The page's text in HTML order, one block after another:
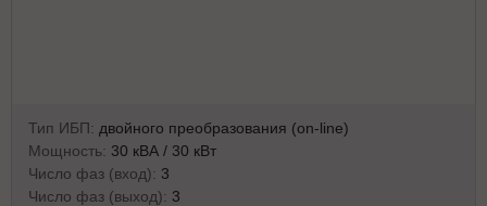
Тип ИБП: двойного преобразования (on-line)
Мощность: 30 кВА / 30 кВт
Число фаз (вход): 3
Число фаз (выход): 3